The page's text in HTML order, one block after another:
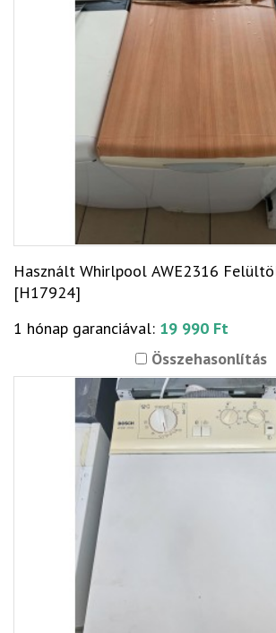
Használt Whirlpool AWE2316
[H17924]
1 hónap garanciával: 19 990 Ft
Összehasonlítás